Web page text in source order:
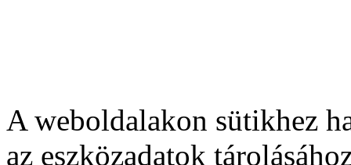
A weboldalakon sütikhez
az eszközadatok